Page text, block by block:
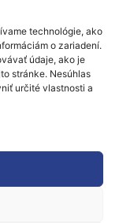
technológie, ako
o zariadení.
údaje, ako je
stránke. Nesúhlas
určité vlastnosti a
sa musíte